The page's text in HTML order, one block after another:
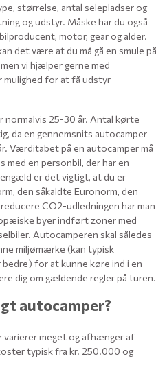
størrelse, antal selepladser og
og udstyr. Måske har du også
motor, gear og alder.
det være at du må gå en smule på
vi hjælper gerne med
mulighed for at få udstyr
normalvis 25-30 år. Antal kørte
da en gennemsnits autocamper
Værditabet på en autocamper må
med en personbil, der har en
er det vigtigt, at du er
den såkaldte Euronorm, den
CO2-udledningen har man
byer indført zoner med
Autocamperen skal således
miljømærke (kan typisk
for at kunne køre ind i en
dig om gældende regler på turen.
autocamper?
varierer meget og afhænger af
typisk fra kr. 250.000 og